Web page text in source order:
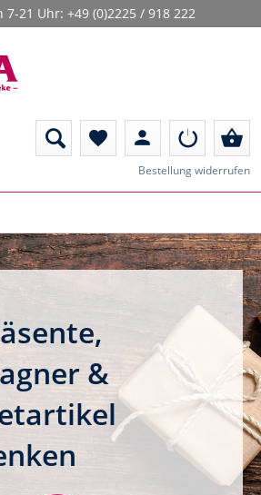
7-21 Uhr: +49 (0)2225 / 918 222
favorite person shopping_basket
Bestellung widerrufen
&